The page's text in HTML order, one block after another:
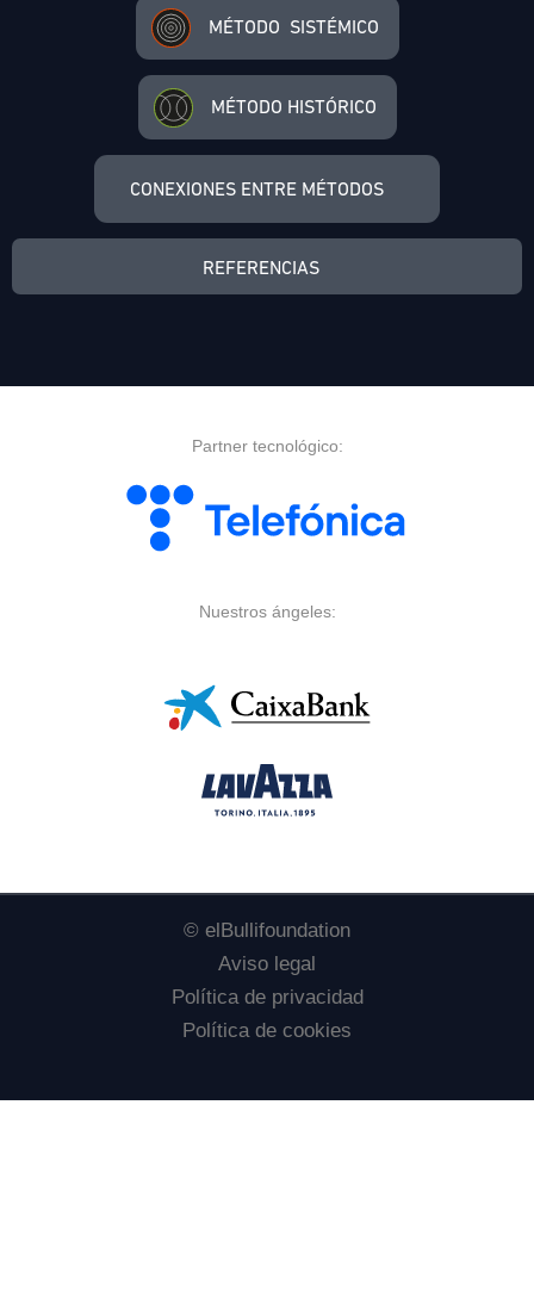
MÉTODO SISTÉMICO
MÉTODO HISTÓRICO
CONEXIONES ENTRE MÉTODOS
REFERENCIAS
Partner tecnológico:
Nuestros ángeles:
© elBullifoundation
Aviso legal
Política de privacidad
Política de cookies